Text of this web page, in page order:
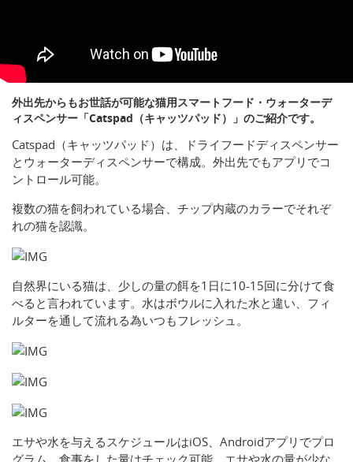
外出先からもお世話が可能な猫用スマートフード・ウォーターデ
ィスペンサー「Catspad（キャッツパッド）」のご紹介です。
Catspad（キャッツパッド）は、ドライフードディスペンサー
とウォーターディスペンサーで構成。外出先でもアプリでコ
ントロール可能。
複数の猫を飼われている場合、チップ内蔵のカラーでそれぞ
れの猫を認識。
自然界にいる猫は、少しの量の餌を1日に10-15回に分けて食
べると言われています。水はボウルに入れた水と違い、フィ
ルターを通して流れる為いつもフレッシュ。
エサや水を与えるスケジュールはiOS、Androidアプリでプロ